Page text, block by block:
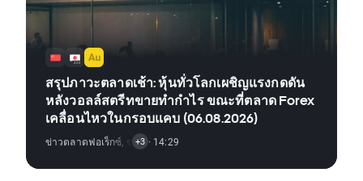
สรุปภาวะตลาดเช้า: หุ้นทั่วโลกเผชิญแรงกดดัน
หลังวอลล์สตรีทขายทำกำไร ขณะที่ตลาด Forex
เคลื่อนไหวในกรอบแคบ (06.08.2026)
ข่าวตลาดฟอเร็กซ์ ข่าวตลาดสินค้าโภคภัณฑ์
+3 · 14:29